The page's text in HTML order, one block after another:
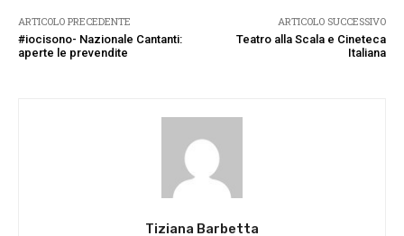
ARTICOLO PRECEDENTE
#iocisono- Nazionale Cantanti:
aperte le prevendite
ARTICOLO SUCCESSIVO
Teatro alla Scala e Cineteca
Italiana
Tiziana Barbetta